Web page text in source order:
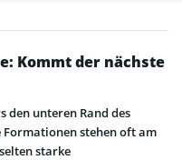
Kommt der nächste
den unteren Rand des
stehen oft am
starke